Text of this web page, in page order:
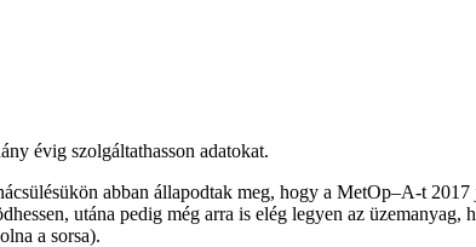
évig szolgáltathasson adatokat.
abban állapodtak meg, hogy a MetOp–A-t
utána pedig még arra is elég legyen az üzemanyag,
a sorsa).